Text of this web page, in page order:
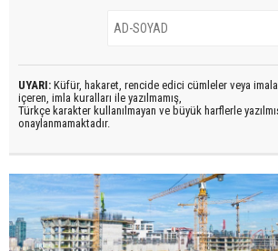
UYARI: Küfür, hakaret, rencide edici cümleler veya
içeren, imla kuralları ile yazılmamış,
Türkçe karakter kullanılmayan ve büyük harflerle
onaylanmamaktadır.